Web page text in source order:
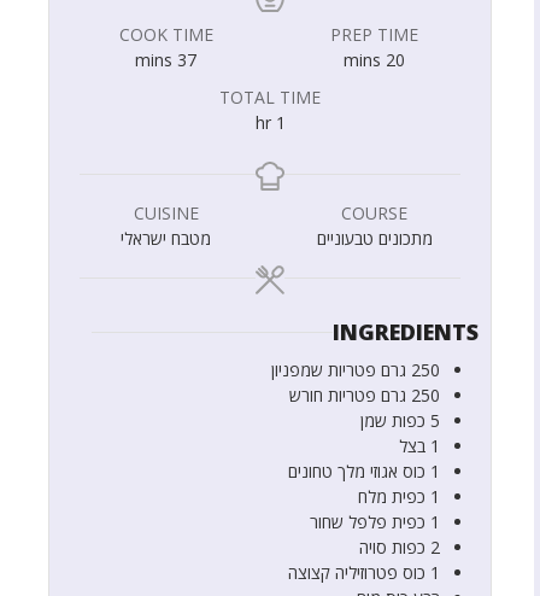
PREP TIME
20
mins
COOK TIME
37
mins
TOTAL TIME
1
hr
COURSE
מתכונים טבעוניים
CUISINE
מטבח ישראלי
INGREDIENTS
250 גרם פטריות שמפניון
250 גרם פטריות חורש
5 כפות שמן
1 בצל
1 כוס אגוזי מלך טחונים
1 כפית מלח
1 כפית פלפל שחור
2 כפות סויה
1 כוס פטרוזיליה קצוצה